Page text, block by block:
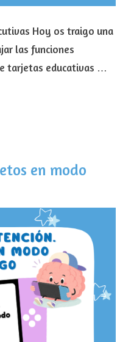
Hoy os traigo una
las funciones
tarjetas educativas …
en modo